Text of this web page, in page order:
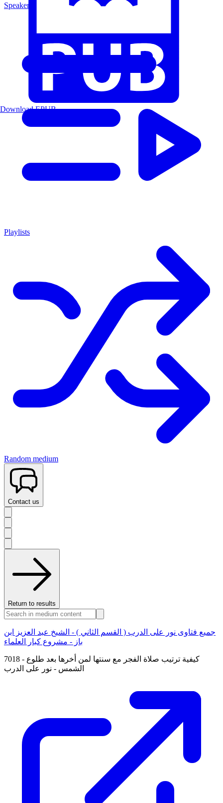
Speakers
Playlists
Random medium
Contact us
Return to results
جميع فتاوى نور على الدرب ( القسم الثاني ) - الشيخ عبد العزيز ابن
باز - مشروع كبار العلماء
7018 - كيفية ترتيب صلاة الفجر مع سنتها لمن أخرها بعد طلوع
الشمس - نور على الدرب
Download EPUB